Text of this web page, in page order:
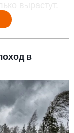
вырастут.
в